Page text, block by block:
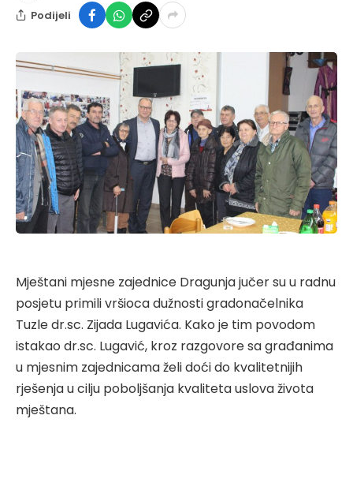
Podijeli
Mještani mjesne zajednice Dragunja jučer su u radnu
posjetu primili vršioca dužnosti gradonačelnika
Tuzle dr.sc. Zijada Lugavića. Kako je tim povodom
istakao dr.sc. Lugavić, kroz razgovore sa građanima
u mjesnim zajednicama želi doći do kvalitetnijih
rješenja u cilju poboljšanja kvaliteta uslova života
mještana.